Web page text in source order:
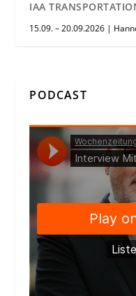
IAA
15.09. – 20.09.2026 |
PODCAST